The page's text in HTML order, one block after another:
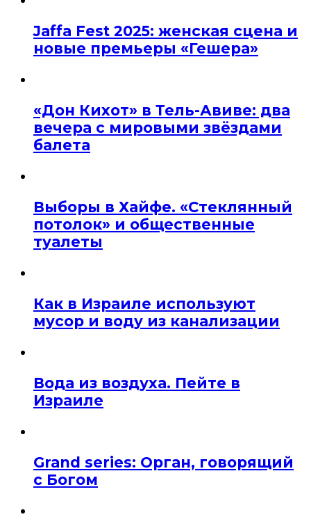
Jaffa Fest 2025: женская сцена и
новые премьеры «Гешера»
«Дон Кихот» в Тель-Авиве: два
вечера с мировыми звёздами
балета
Выборы в Хайфе. «Стеклянный
потолок» и общественные
туалеты
Как в Израиле используют
мусор и воду из канализации
Вода из воздуха. Пейте в
Израиле
Grand series: Орган, говорящий
с Богом